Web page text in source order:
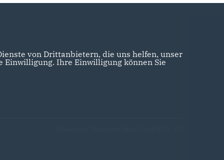
von Drittanbietern, die uns helfen, unser
Einwilligung. Ihre Einwilligung können Sie